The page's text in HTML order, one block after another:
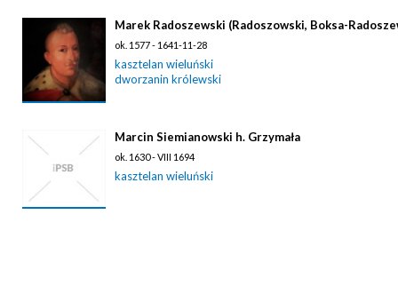
Marek Radoszewski (Radoszowski, Boksa-
ok. 1577 - 1641-11-28
kasztelan wieluński
dworzanin królewski
Marcin Siemianowski h. Grzymała
ok. 1630 - VIII 1694
kasztelan wieluński